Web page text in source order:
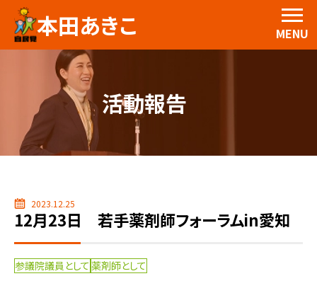
本田あきこ MENU
活動報告
2023.12.25
12月23日 若手薬剤師フォーラムin愛知
参議院議員として 薬剤師として